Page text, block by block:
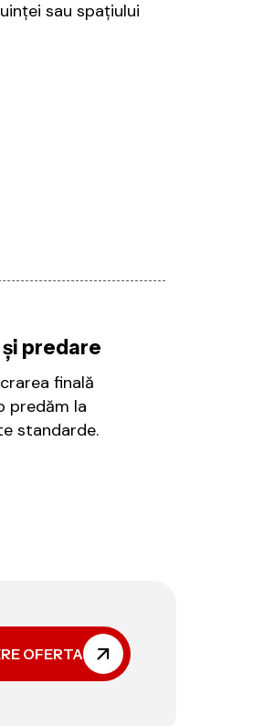
sau spațiului
predare
finală
predăm la
standarde.
OFERTA